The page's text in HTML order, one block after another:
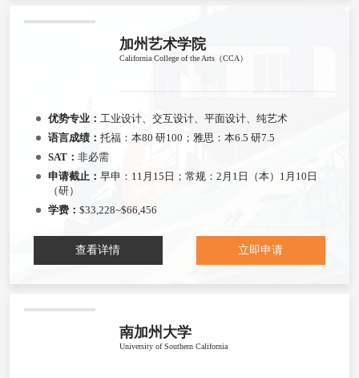
加州艺术学院
California College of the Arts（CCA）
优势专业： 工业设计、交互设计、平面设计、纯艺术
语言成绩： 托福：本80 研100；雅思：本6.5 研7.5
SAT： 非必需
申请截止： 早申：11月15日；常规：2月1日（本）1月10日
（研）
学费： $33,228~$66,456
查看详情 立即申请
南加州大学
University of Southern California